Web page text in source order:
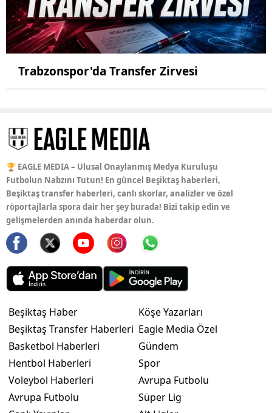
Trabzonspor'da Transfer Zirvesi
🏆 EAGLE MEDIA – Ulusal Onaylanmış Medya Kuruluşu
Futbolun Nabzını Tutun! En güncel Beşiktaş haberleri,
Beşiktaş transfer haberleri, canlı skorlar, analizler ve özel
röportajlarla spora dair her şey burada! Bizi takip edin ve
gelişmelerden anında haberdar olun.
Beşiktaş Haber
Beşiktaş Transfer Haberleri
Basketbol Haberleri
Hentbol Haberleri
Voleybol Haberleri
Avrupa Futbolu
Köşe Yazarları
Eagle Media Özel
Gündem
Spor
Avrupa Futbolu
Süper Lig